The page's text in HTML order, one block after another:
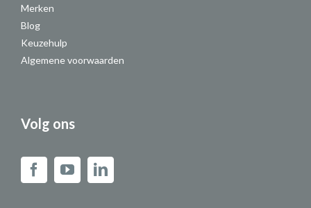
Merken
Blog
Keuzehulp
Algemene voorwaarden
Volg ons